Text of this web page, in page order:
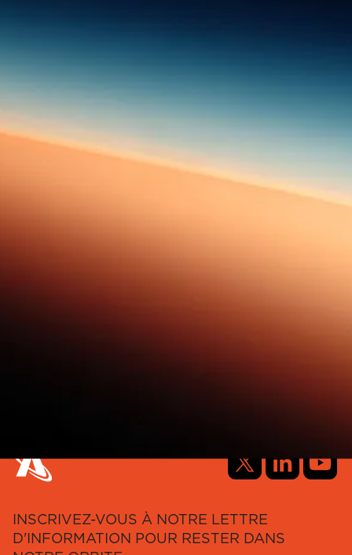
INSCRIVEZ-VOUS À NOTRE LETTRE
D'INFORMATION POUR RESTER DANS